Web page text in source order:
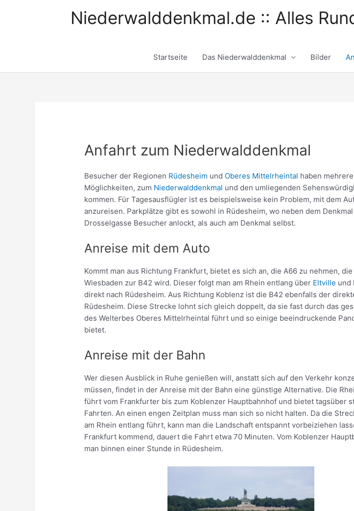
Niederwalddenkmal.de :: Alles
Startseite Das Niederwalddenkmal Bilder
Anfahrt zum Niederwalddenkmal
Besucher der Regionen Rüdesheim und Oberes Mittelrheintal haben mehrere
Möglichkeiten, zum Niederwalddenkmal und den umliegenden
kommen. Für Tagesausflügler ist es beispielsweise kein Problem, mit dem
anzureisen. Parkplätze gibt es sowohl in Rüdesheim, wo neben dem
Drosselgasse Besucher anlockt, als auch am Denkmal selbst.
Anreise mit dem Auto
Kommt man aus Richtung Frankfurt, bietet es sich an, die A66 zu nehmen,
Wiesbaden zur B42 wird. Dieser folgt man am Rhein entlang über Eltville und
direkt nach Rüdesheim. Aus Richtung Koblenz ist die B42 ebenfalls der
Rüdesheim. Diese Strecke lohnt sich gleich doppelt, da sie fast durch das
des Welterbes Oberes Mittelrheintal führt und so einige beeindruckende
bietet.
Anreise mit der Bahn
Wer diesen Ausblick in Ruhe genießen will, anstatt sich auf den Verkehr
müssen, findet in der Anreise mit der Bahn eine günstige Alternative. Die
führt vom Frankfurter bis zum Koblenzer Hauptbahnhof und bietet tagsüber
Fahrten. An einen engen Zeitplan muss man sich so nicht halten. Da die
am Rhein entlang führt, kann man die Landschaft entspannt vorbeiziehen
Frankfurt kommend, dauert die Fahrt etwa 70 Minuten. Vom Koblenzer
man binnen einer Stunde in Rüdesheim.